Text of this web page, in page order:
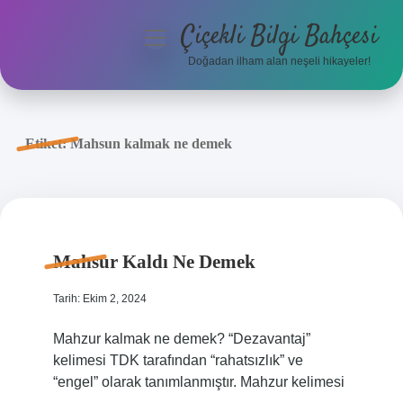
Anasayfa
menüyüÇiçekli Bilgi Bahçesi
Doğadan ilham alan neşeli hikayeler!
Etiket:Mahsun kalmak ne demek
Mahsur Kaldı Ne Demek
Tarih: Ekim 2, 2024
Mahzur kalmak ne demek? “Dezavantaj”
kelimesi TDK tarafından “rahatsızlık” ve
“engel” olarak tanımlanmıştır. Mahzur kelimesi